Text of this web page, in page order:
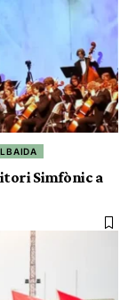
Simfònic a